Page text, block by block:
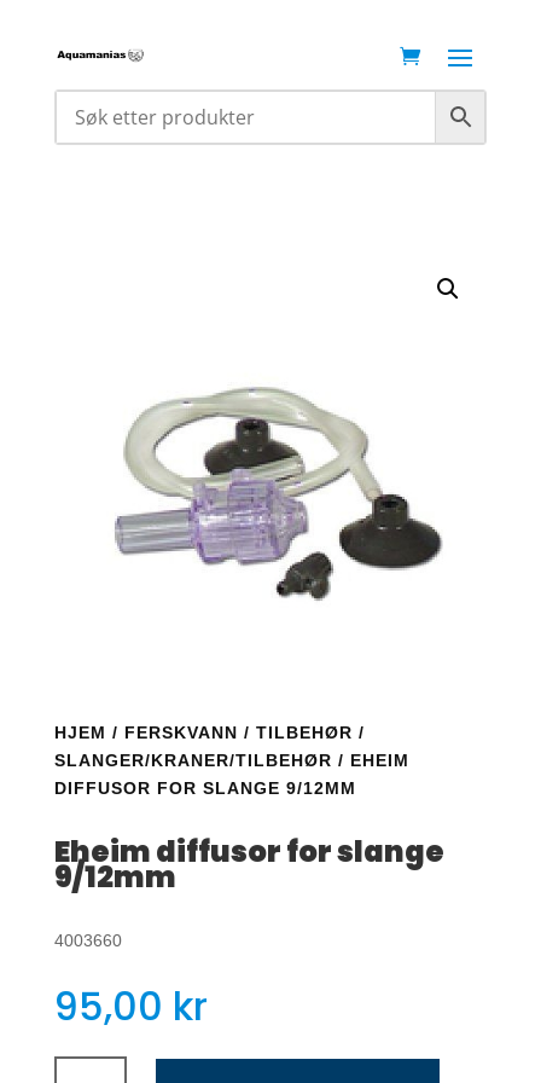
HJEM / FERSKVANN / TILBEHØR /
SLANGER/KRANER/TILBEHØR / EHEIM
DIFFUSOR FOR SLANGE 9/12MM
Eheim diffusor for slange
9/12mm
4003660
95,00 kr
Eheim